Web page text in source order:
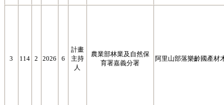
3 114 2 2026 6
計畫
主持
人
農業部林業及自然保
育署嘉義分署
阿里山部落樂齡國產材